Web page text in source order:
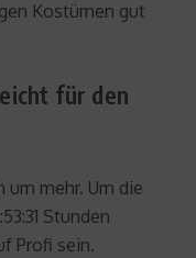
Kostümen gut
für den
um mehr. Um die
Stunden
Profi sein.